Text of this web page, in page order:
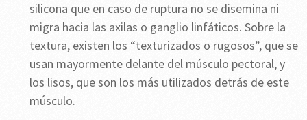
silicona que en caso de ruptura no se disemina ni
migra hacia las axilas o ganglio linfáticos. Sobre la
textura, existen los “texturizados o rugosos”, que se
usan mayormente delante del músculo pectoral, y
los lisos, que son los más utilizados detrás de este
músculo.